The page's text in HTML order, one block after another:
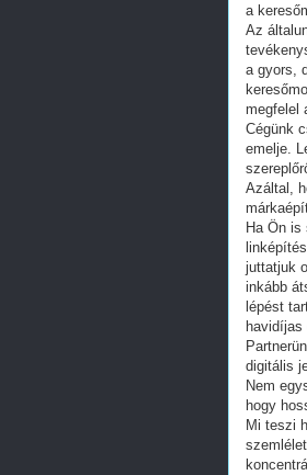
a
Az
a gyors,
megfelel
Cégünk
emelje.
Azáltal,
Ha Ön
juttatjuk
inkább
lépést
digitális
Nem
hogy
Mi teszi